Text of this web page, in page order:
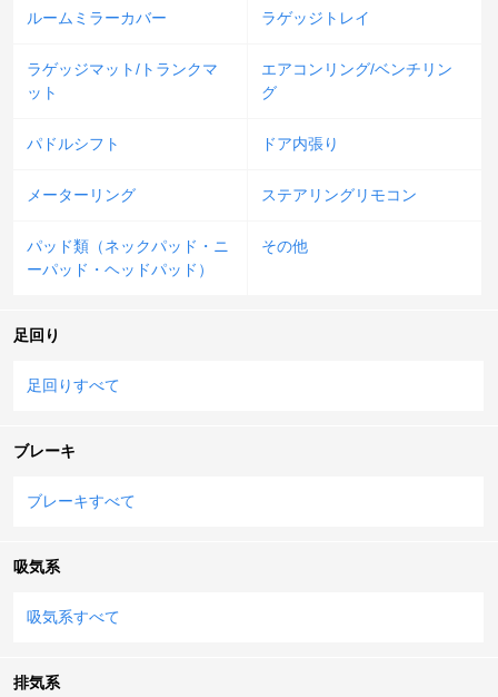
ルームミラーカバー ラゲッジトレイ
ラゲッジマット/トランクマ
ット
エアコンリング/ベンチリン
グ
パドルシフト ドア内張り
メーターリング ステアリングリモコン
パッド類（ネックパッド・ニ
ーパッド・ヘッドパッド）
その他
足回り
足回りすべて
ブレーキ
ブレーキすべて
吸気系
吸気系すべて
排気系